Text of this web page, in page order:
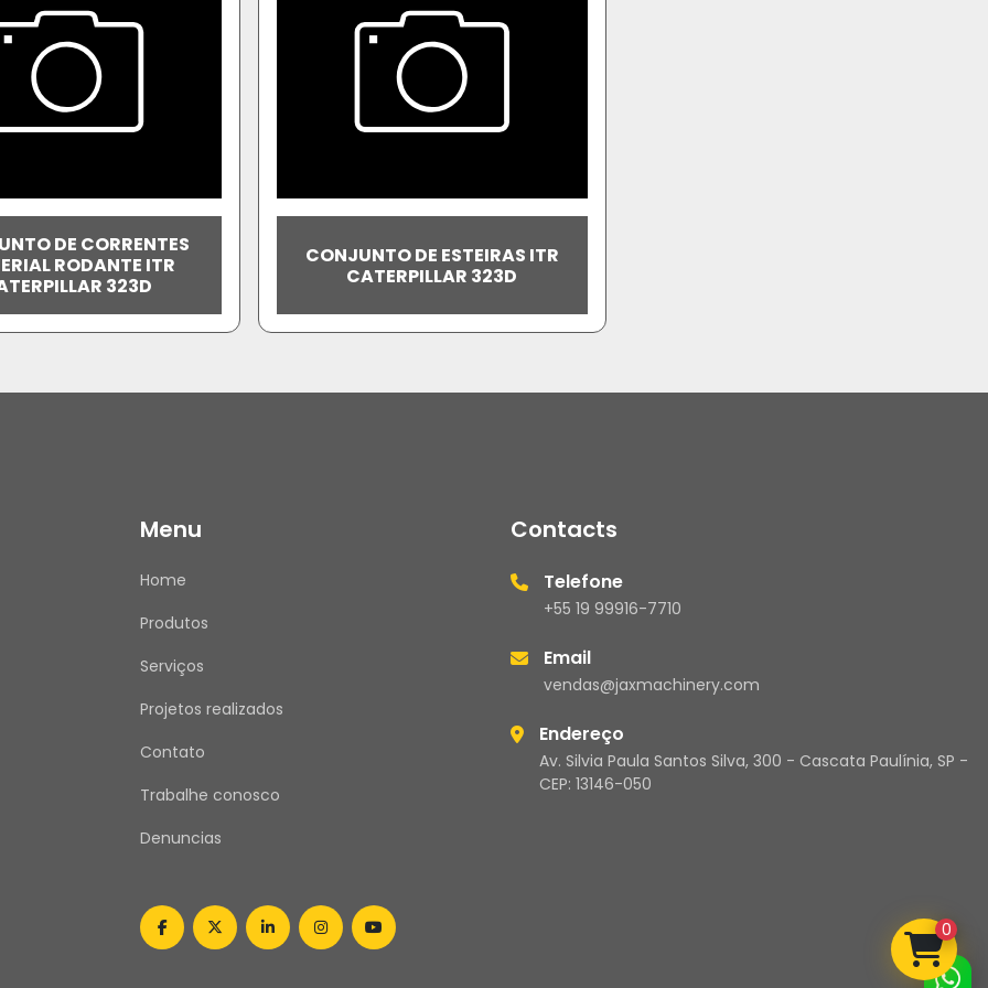
DE CORRENTES
RODANTE ITR
323D
CONJUNTO DE ESTEIRAS ITR
CATERPILLAR 323D
Menu
Home
Produtos
Serviços
Projetos realizados
Contato
Trabalhe conosco
Denuncias
Contacts
Telefone
+55 19 99916-7710
Email
vendas@jaxmachinery.com
Endereço
Av. Silvia Paula Santos Silva, 300 - Cascata Paulínia, SP -
CEP: 13146-050
facebooktwitterlinkedininstagramyoutube 0